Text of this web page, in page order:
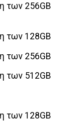
των 256GB
των 128GB
των 256GB
των 512GB
των 128GB